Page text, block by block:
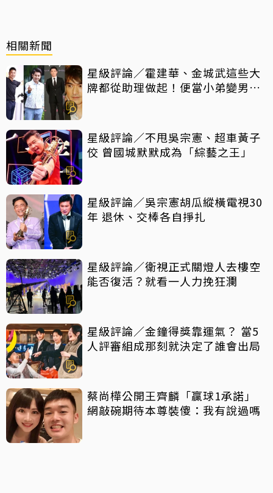
相關新聞
星級評論／霍建華、金城武這些大
牌都從助理做起！便當小弟變男神
星級評論／不甩吳宗憲、超車黃子
佼 曾國城默默成為「綜藝之王」
星級評論／吳宗憲胡瓜縱橫電視30
年 退休、交棒各自掙扎
星級評論／衛視正式關燈人去樓空
能否復活？就看一人力挽狂瀾
星級評論／金鐘得獎靠運氣？ 當5
人評審組成那刻就決定了誰會出局
蔡尚樺公開王齊麟「贏球1承諾」
網敲碗期待本尊裝傻：我有說過嗎